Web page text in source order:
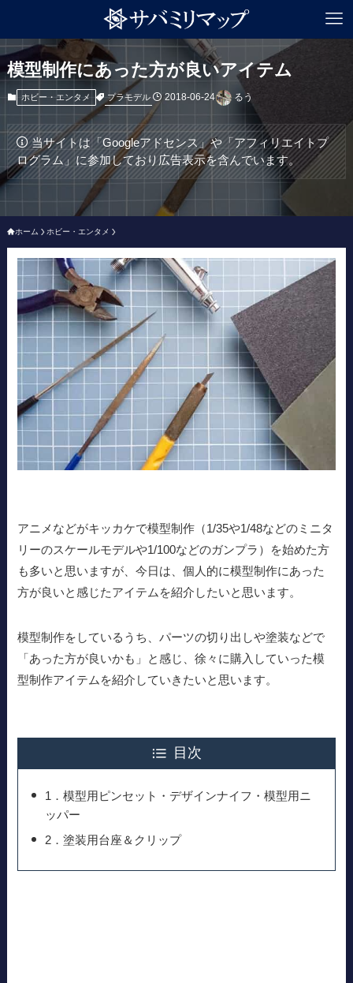
模型制作にあった方が良いアイテム
ホビー・エンタメ プラモデル 2018-06-24 るう
当サイトは「Googleアドセンス」や「アフィリエイトプ
ログラム」に参加しており広告表示を含んでいます。
ホーム ホビー・エンタメ
アニメなどがキッカケで模型制作（1/35や1/48などのミニタ
リーのスケールモデルや1/100などのガンプラ）を始めた方
も多いと思いますが、今日は、個人的に模型制作にあった
方が良いと感じたアイテムを紹介したいと思います。
模型制作をしているうち、パーツの切り出しや塗装などで
「あった方が良いかも」と感じ、徐々に購入していった模
型制作アイテムを紹介していきたいと思います。
目次
1．模型用ピンセット・デザインナイフ・模型用ニ
ッパー
2．塗装用台座＆クリップ